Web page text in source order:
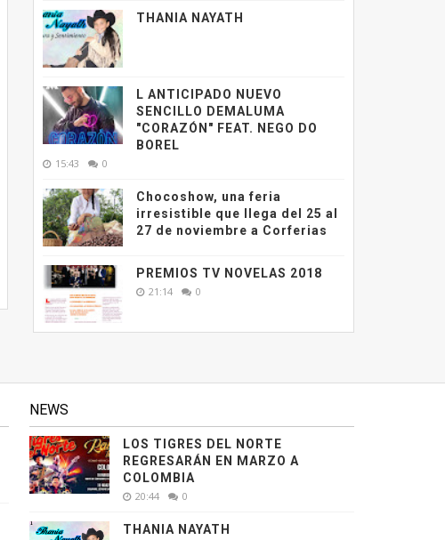
THANIA NAYATH
L ANTICIPADO NUEVO
SENCILLO DEMALUMA
"CORAZÓN" FEAT. NEGO DO
BOREL
15:43 0
Chocoshow, una feria
irresistible que llega del 25 al
27 de noviembre a Corferias
PREMIOS TV NOVELAS 2018
21:14 0
NEWS
LOS TIGRES DEL NORTE
REGRESARÁN EN MARZO A
COLOMBIA
20:44 0
THANIA NAYATH